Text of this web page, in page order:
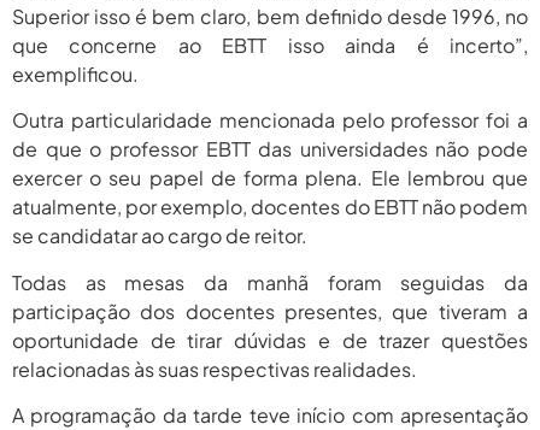
Superior isso é bem claro, bem definido desde 1996, no
que concerne ao EBTT isso ainda é incerto”,
exemplificou.
Outra particularidade mencionada pelo professor foi a
de que o professor EBTT das universidades não pode
exercer o seu papel de forma plena. Ele lembrou que
atualmente, por exemplo, docentes do EBTT não podem
se candidatar ao cargo de reitor.
Todas as mesas da manhã foram seguidas da
participação dos docentes presentes, que tiveram a
oportunidade de tirar dúvidas e de trazer questões
relacionadas às suas respectivas realidades.
A programação da tarde teve início com apresentação